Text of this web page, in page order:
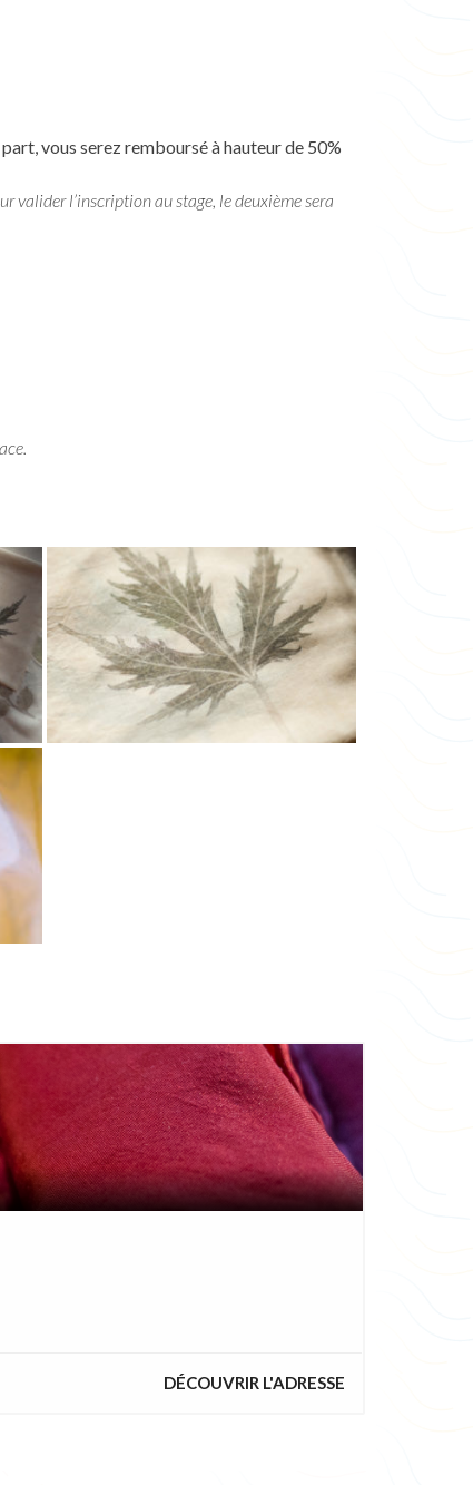
vous serez remboursé à hauteur de 50%
valider l’inscription au stage, le deuxième sera
DÉCOUVRIR L'ADRESSE